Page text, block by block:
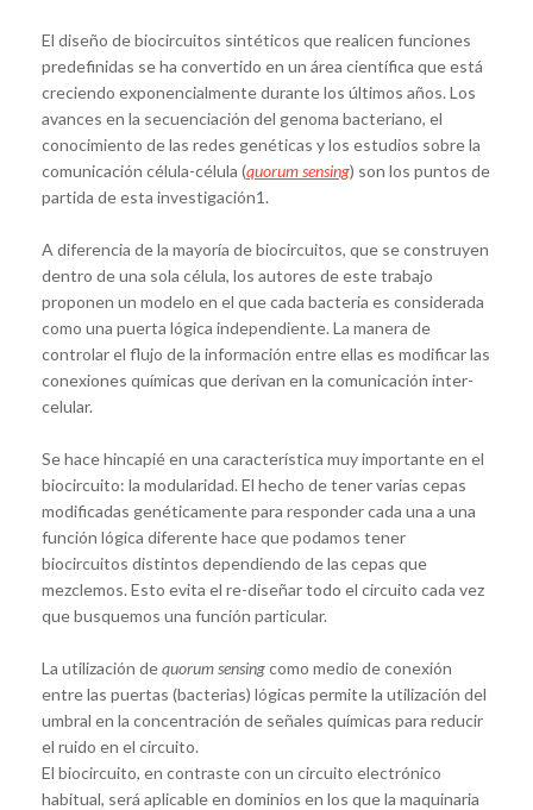
El diseño de biocircuitos sintéticos que realicen funciones
predefinidas se ha convertido en un área científica que está
creciendo exponencialmente durante los últimos años. Los
avances en la secuenciación del genoma bacteriano, el
conocimiento de las redes genéticas y los estudios sobre la
comunicación célula-célula (quorum sensing) son los puntos de
partida de esta investigación1.
A diferencia de la mayoría de biocircuitos, que se construyen
dentro de una sola célula, los autores de este trabajo
proponen un modelo en el que cada bacteria es considerada
como una puerta lógica independiente. La manera de
controlar el flujo de la información entre ellas es modificar las
conexiones químicas que derivan en la comunicación inter-
celular.
Se hace hincapié en una característica muy importante en el
biocircuito: la modularidad. El hecho de tener varias cepas
modificadas genéticamente para responder cada una a una
función lógica diferente hace que podamos tener
biocircuitos distintos dependiendo de las cepas que
mezclemos. Esto evita el re-diseñar todo el circuito cada vez
que busquemos una función particular.
La utilización dequorum sensingcomo medio de conexión
entre las puertas (bacterias) lógicas permite la utilización del
umbral en la concentración de señales químicas para reducir
el ruido en el circuito.
El biocircuito, en contraste con un circuito electrónico
habitual, será aplicable en dominios en los que la maquinaria